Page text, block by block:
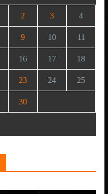
2 3 4
9 10 11
16 17 18
23 24 25
30